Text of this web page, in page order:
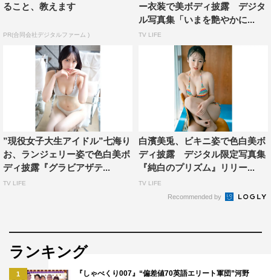
ること、教えます
PR(合同会社デジタルファーム )
ー衣装で美ボディ披露 デジタ
ル写真集「いまを艶やかに...
TV LIFE
”現役女子大生アイドル”七海り
お、ランジェリー姿で色白美ボ
ディ披露『グラビアザテ...
TV LIFE
白濱美兎、ビキニ姿で色白美ボ
ディ披露 デジタル限定写真集
『純白のプリズム』リリー...
TV LIFE
Recommended by
ランキング
1
『しゃべくり007』“偏差値70英語エリート軍団”河野